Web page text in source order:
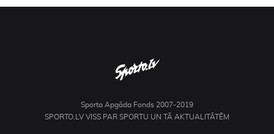
Sporta Apgāda Fonds 2007-2019
SPORTO.LV VISS PAR SPORTU UN TĀ AKTUALITĀTĒM